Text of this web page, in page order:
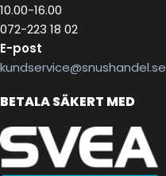
10.00-16.00
072-223 18 02
E-post
kundservice@snushandel.se
BETALA SÄKERT MED